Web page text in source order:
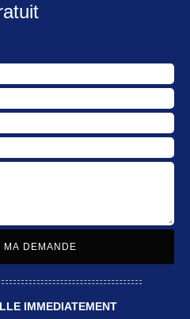
IMMEDIATEMENT